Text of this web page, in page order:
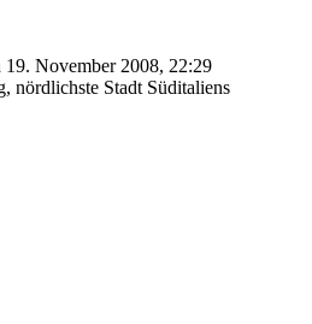
November 2008, 22:29
nördlichste Stadt Süditaliens